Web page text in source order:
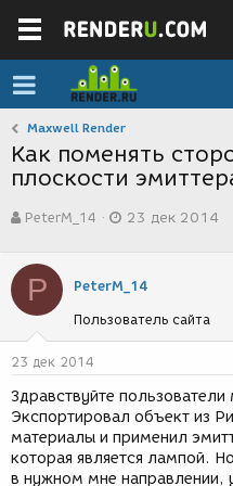
Maxwell Render
Как поменять
плоскости
в
о
р
т
е
м
ы
PeterM_14
а
с
з
д
и
я
23 дек 2014
P PeterM_14
Пользователь сайта
23 дек 2014
Здравствуйте
Экспортировал объект из
материалы и применил
которая является лампой.
в нужном мне направлении,